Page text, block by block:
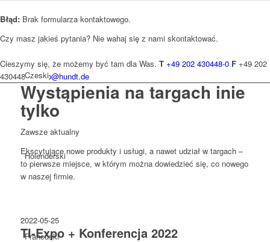
Czeski
Holenderski
Francuski
Błąd: Brak formularza kontaktowego.
Czy masz jakieś pytania? Nie wahaj się z nami skontaktować.
Cieszymy się, że możemy być tam dla Was. T +49 202 430448-0 F +49 202
430448-20 info@hundt.de
Wystąpienia na targach inie
tylko
Zawsze aktualny
Ekscytujące nowe produkty i usługi, a nawet udział w targach –
to pierwsze miejsce, w którym można dowiedzieć się, co nowego
w naszej firmie.
2022-05-25
TI-Expo + Konferencja 2022